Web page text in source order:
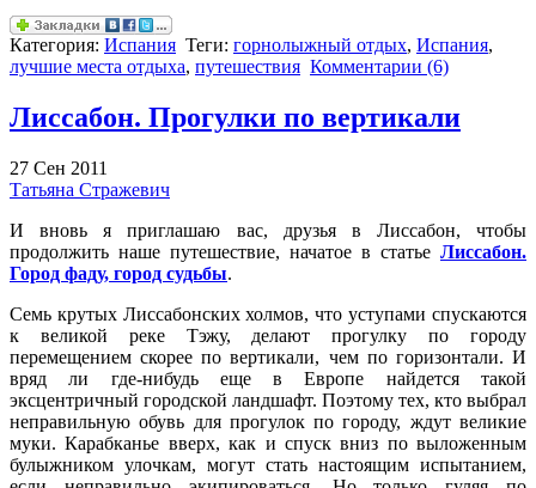
Категория: Испания Теги: горнолыжный отдых, Испания,
лучшие места отдыха, путешествия Комментарии (6)
Лиссабон. Прогулки по вертикали
27 Сен 2011
Татьяна Стражевич
И вновь я приглашаю вас, друзья в Лиссабон, чтобы
продолжить наше путешествие, начатое в статье Лиссабон.
Город фаду, город судьбы.
Семь крутых Лиссабонских холмов, что уступами спускаются
к великой реке Тэжу, делают прогулку по городу
перемещением скорее по вертикали, чем по горизонтали. И
вряд ли где-нибудь еще в Европе найдется такой
эксцентричный городской ландшафт. Поэтому тех, кто выбрал
неправильную обувь для прогулок по городу, ждут великие
муки. Карабканье вверх, как и спуск вниз по выложенным
булыжником улочкам, могут стать настоящим испытанием,